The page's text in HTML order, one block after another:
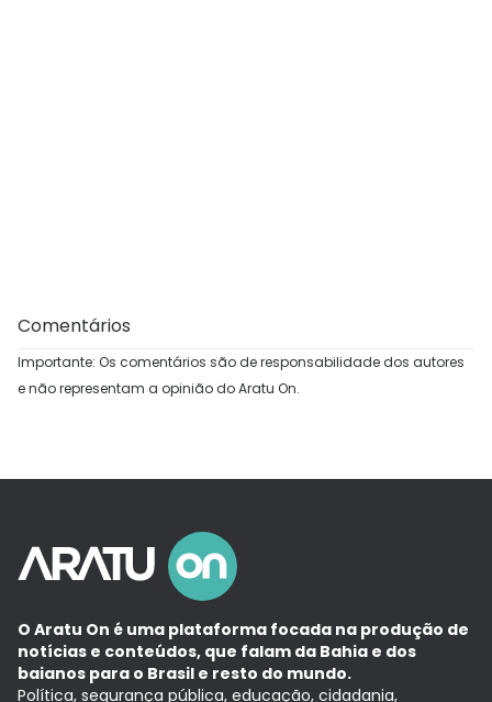
Comentários
Importante: Os comentários são de responsabilidade dos autores
e não representam a opinião do Aratu On.
O Aratu On é uma plataforma focada na produção de
notícias e conteúdos, que falam da Bahia e dos
baianos para o Brasil e resto do mundo.
Política, segurança pública, educação, cidadania,